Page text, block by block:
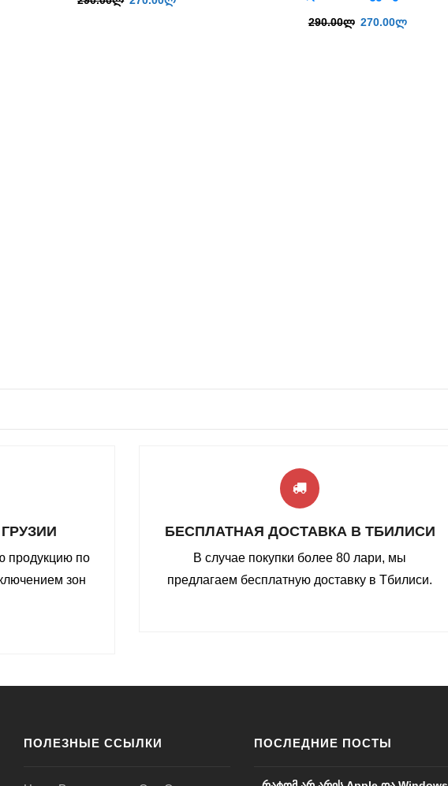
290.00ლ 270.00ლ
продукцию по
зон
БЕСПЛАТНАЯ ДОСТАВКА В ТБИЛИСИ
В случае покупки более 80 лари, мы
предлагаем бесплатную доставку в Тбилиси.
ПОЛЕЗНЫЕ ССЫЛКИ ПОСЛЕДНИЕ ПОСТЫ